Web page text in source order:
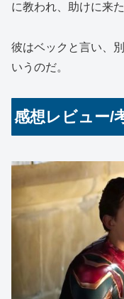
に教われ、助けに来
彼はベックと言い、
いうのだ。
感想レビュー/